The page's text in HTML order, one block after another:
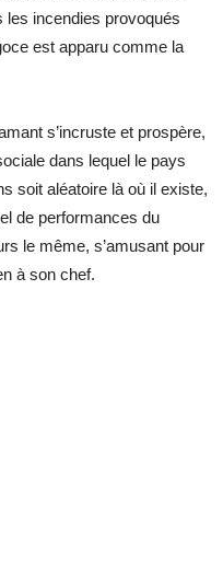
les incendies provoqués
est apparu comme la
s’incruste et prospère,
dans lequel le pays
soit aléatoire là où il existe,
de performances du
le même, s’amusant pour
à son chef.